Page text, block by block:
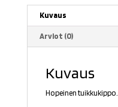
Kuvaus
Arviot (0)
Kuvaus
Hopeinen tuikkukippo.